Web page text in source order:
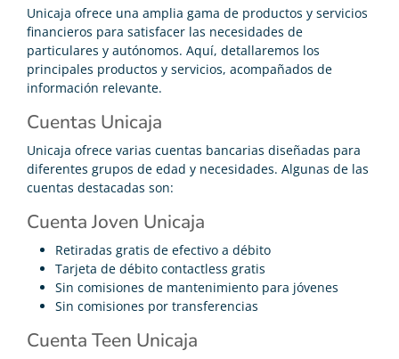
Unicaja ofrece una amplia gama de productos y servicios
financieros para satisfacer las necesidades de
particulares y autónomos. Aquí, detallaremos los
principales productos y servicios, acompañados de
información relevante.
Cuentas Unicaja
Unicaja ofrece varias cuentas bancarias diseñadas para
diferentes grupos de edad y necesidades. Algunas de las
cuentas destacadas son:
Cuenta Joven Unicaja
Retiradas gratis de efectivo a débito
Tarjeta de débito contactless gratis
Sin comisiones de mantenimiento para jóvenes
Sin comisiones por transferencias
Cuenta Teen Unicaja